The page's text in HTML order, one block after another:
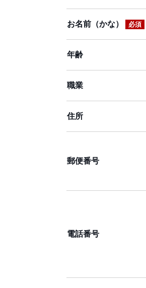
お名前（かな） 必須
年齢
職業
住所
郵便番号
電話番号